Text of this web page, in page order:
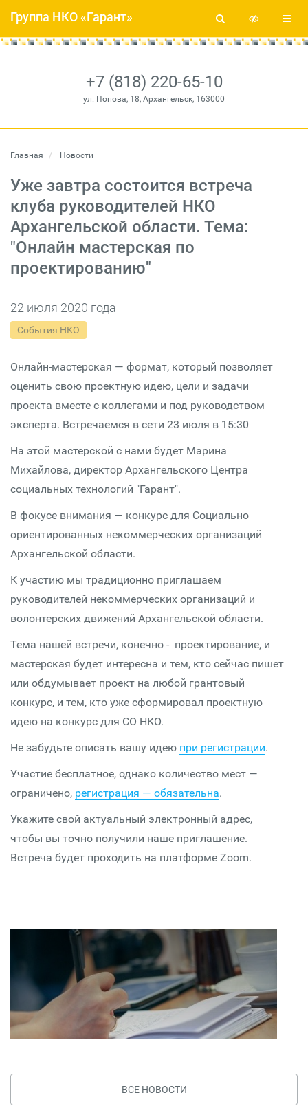
+7 (818) 220-65-10
ул. Попова, 18, Архангельск, 163000
Группа НКО «Гарант»
Главная Новости
Уже завтра состоится встреча
клуба руководителей НКО
Архангельской области. Тема:
"Онлайн мастерская по
проектированию"
22 июля 2020 года
События НКО
Онлайн-мастерская — формат, который позволяет
оценить свою проектную идею, цели и задачи
проекта вместе с коллегами и под руководством
эксперта. Встречаемся в сети 23 июля в 15:30
На этой мастерской с нами будет Марина
Михайлова, директор Архангельского Центра
социальных технологий "Гарант".
В фокусе внимания — конкурс для Социально
ориентированных некоммерческих организаций
Архангельской области.
К участию мы традиционно приглашаем
руководителей некоммерческих организаций и
волонтерских движений Архангельской области.
Тема нашей встречи, конечно - проектирование, и
мастерская будет интересна и тем, кто сейчас пишет
или обдумывает проект на любой грантовый
конкурс, и тем, кто уже сформировал проектную
идею на конкурс для СО НКО.
Не забудьте описать вашу идею при регистрации.
Участие бесплатное, однако количество мест —
ограничено, регистрация — обязательна.
Укажите свой актуальный электронный адрес,
чтобы вы точно получили наше приглашение.
Встреча будет проходить на платформе Zoom.
ВСЕ НОВОСТИ